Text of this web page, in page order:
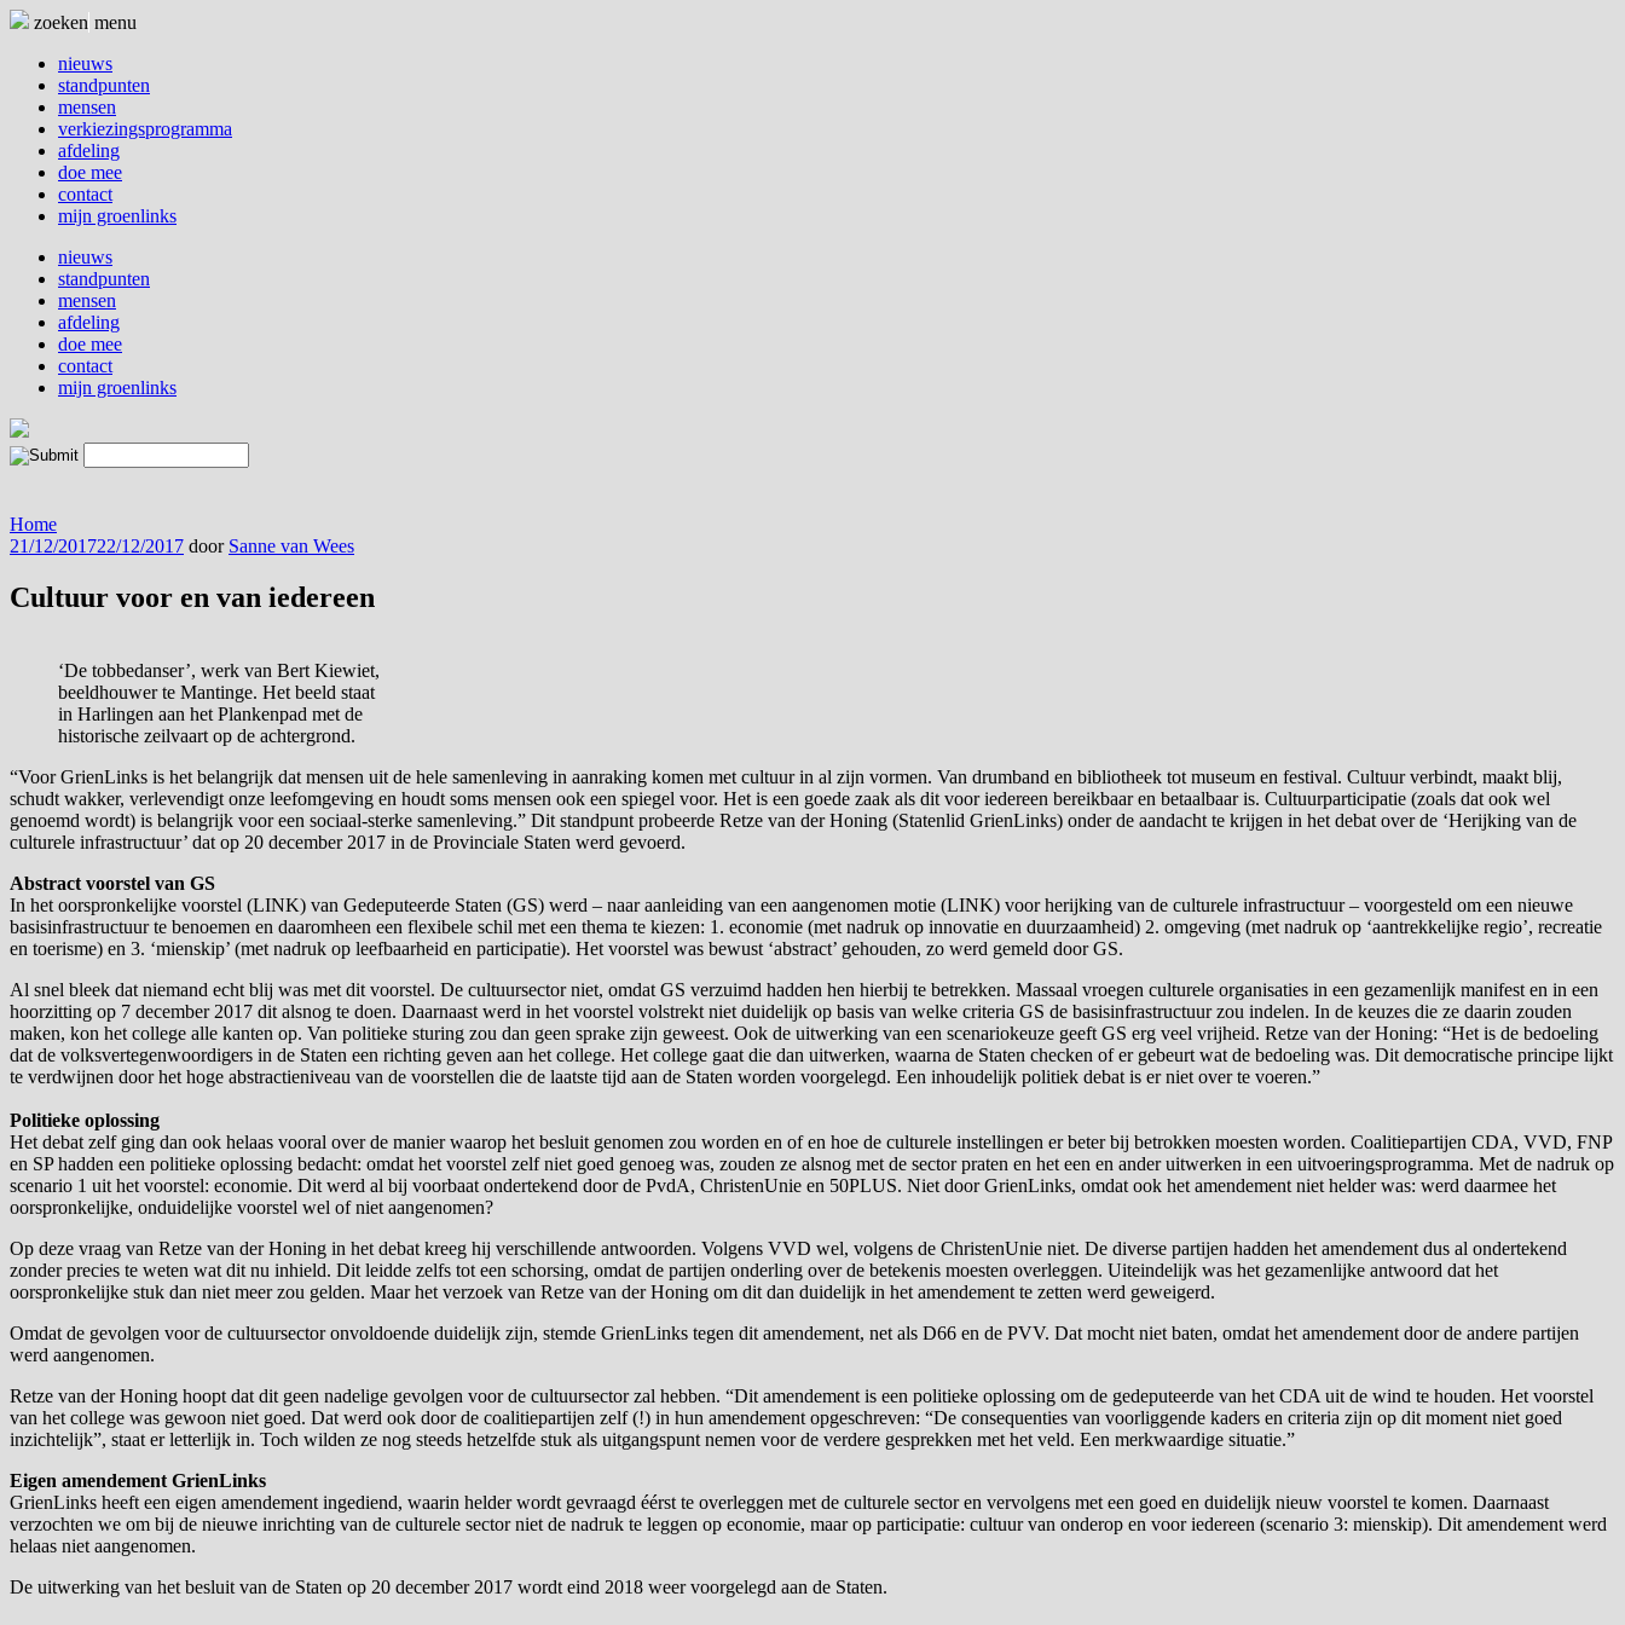
Naar
inhoud
springen
zoeken menu
nieuws
standpunten
mensen
verkiezingsprogramma
afdeling
doe mee
contact
mijn groenlinks
nieuws
standpunten
mensen
afdeling
doe mee
contact
mijn groenlinks
Home
Geplaatst
21/12/201722/12/2017 door Sanne van Wees
Cultuur voor en van iedereen
‘De tobbedanser’, werk van Bert Kiewiet,
beeldhouwer te Mantinge. Het beeld staat
in Harlingen aan het Plankenpad met de
historische zeilvaart op de achtergrond.
“Voor GrienLinks is het belangrijk dat mensen uit de hele samenleving in aanraking komen met cultuur in al zijn vormen. Van drumband en bibliotheek tot museum en festival. Cultuur verbindt, maakt blij,
schudt wakker, verlevendigt onze leefomgeving en houdt soms mensen ook een spiegel voor. Het is een goede zaak als dit voor iedereen bereikbaar en betaalbaar is. Cultuurparticipatie (zoals dat ook wel
genoemd wordt) is belangrijk voor een sociaal-sterke samenleving.” Dit standpunt probeerde Retze van der Honing (Statenlid GrienLinks) onder de aandacht te krijgen in het debat over de ‘Herijking van de
culturele infrastructuur’ dat op 20 december 2017 in de Provinciale Staten werd gevoerd.
Abstract voorstel van GS
In het oorspronkelijke voorstel (LINK) van Gedeputeerde Staten (GS) werd – naar aanleiding van een aangenomen motie (LINK) voor herijking van de culturele infrastructuur – voorgesteld om een nieuwe
basisinfrastructuur te benoemen en daaromheen een flexibele schil met een thema te kiezen: 1. economie (met nadruk op innovatie en duurzaamheid) 2. omgeving (met nadruk op ‘aantrekkelijke regio’, recreatie
en toerisme) en 3. ‘mienskip’ (met nadruk op leefbaarheid en participatie). Het voorstel was bewust ‘abstract’ gehouden, zo werd gemeld door GS.
Al snel bleek dat niemand echt blij was met dit voorstel. De cultuursector niet, omdat GS verzuimd hadden hen hierbij te betrekken. Massaal vroegen culturele organisaties in een gezamenlijk manifest en in een
hoorzitting op 7 december 2017 dit alsnog te doen. Daarnaast werd in het voorstel volstrekt niet duidelijk op basis van welke criteria GS de basisinfrastructuur zou indelen. In de keuzes die ze daarin zouden
maken, kon het college alle kanten op. Van politieke sturing zou dan geen sprake zijn geweest. Ook de uitwerking van een scenariokeuze geeft GS erg veel vrijheid. Retze van der Honing: “Het is de bedoeling
dat de volksvertegenwoordigers in de Staten een richting geven aan het college. Het college gaat die dan uitwerken, waarna de Staten checken of er gebeurt wat de bedoeling was. Dit democratische principe lijkt
te verdwijnen door het hoge abstractieniveau van de voorstellen die de laatste tijd aan de Staten worden voorgelegd. Een inhoudelijk politiek debat is er niet over te voeren.”
Politieke oplossing
Het debat zelf ging dan ook helaas vooral over de manier waarop het besluit genomen zou worden en of en hoe de culturele instellingen er beter bij betrokken moesten worden. Coalitiepartijen CDA, VVD, FNP
en SP hadden een politieke oplossing bedacht: omdat het voorstel zelf niet goed genoeg was, zouden ze alsnog met de sector praten en het een en ander uitwerken in een uitvoeringsprogramma. Met de nadruk op
scenario 1 uit het voorstel: economie. Dit werd al bij voorbaat ondertekend door de PvdA, ChristenUnie en 50PLUS. Niet door GrienLinks, omdat ook het amendement niet helder was: werd daarmee het
oorspronkelijke, onduidelijke voorstel wel of niet aangenomen?
Op deze vraag van Retze van der Honing in het debat kreeg hij verschillende antwoorden. Volgens VVD wel, volgens de ChristenUnie niet. De diverse partijen hadden het amendement dus al ondertekend
zonder precies te weten wat dit nu inhield. Dit leidde zelfs tot een schorsing, omdat de partijen onderling over de betekenis moesten overleggen. Uiteindelijk was het gezamenlijke antwoord dat het
oorspronkelijke stuk dan niet meer zou gelden. Maar het verzoek van Retze van der Honing om dit dan duidelijk in het amendement te zetten werd geweigerd.
Omdat de gevolgen voor de cultuursector onvoldoende duidelijk zijn, stemde GrienLinks tegen dit amendement, net als D66 en de PVV. Dat mocht niet baten, omdat het amendement door de andere partijen
werd aangenomen.
Retze van der Honing hoopt dat dit geen nadelige gevolgen voor de cultuursector zal hebben. “Dit amendement is een politieke oplossing om de gedeputeerde van het CDA uit de wind te houden. Het voorstel
van het college was gewoon niet goed. Dat werd ook door de coalitiepartijen zelf (!) in hun amendement opgeschreven: “De consequenties van voorliggende kaders en criteria zijn op dit moment niet goed
inzichtelijk”, staat er letterlijk in. Toch wilden ze nog steeds hetzelfde stuk als uitgangspunt nemen voor de verdere gesprekken met het veld. Een merkwaardige situatie.”
Eigen amendement GrienLinks
GrienLinks heeft een eigen amendement ingediend, waarin helder wordt gevraagd éérst te overleggen met de culturele sector en vervolgens met een goed en duidelijk nieuw voorstel te komen. Daarnaast
verzochten we om bij de nieuwe inrichting van de culturele sector niet de nadruk te leggen op economie, maar op participatie: cultuur van onderop en voor iedereen (scenario 3: mienskip). Dit amendement werd
helaas niet aangenomen.
De uitwerking van het besluit van de Staten op 20 december 2017 wordt eind 2018 weer voorgelegd aan de Staten.